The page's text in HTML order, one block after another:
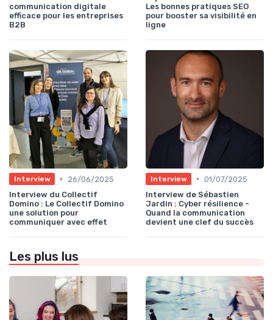
communication digitale
efficace pour les entreprises
B2B
Les bonnes pratiques SEO
pour booster sa visibilité en
ligne
Interview •
26/06/2025
Interview du Collectif
Domino : Le Collectif Domino
une solution pour
communiquer avec effet
Interview • 01/07/2025
Interview de Sébastien
Jardin : Cyber résilience -
Quand la communication
devient une clef du succès
Les plus lus